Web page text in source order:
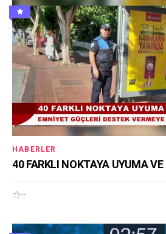
HABERLER
40 FARKLI NOKTAYA UYUMA
--